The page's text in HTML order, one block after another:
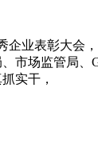
企业表彰大
市场监管局
实干，